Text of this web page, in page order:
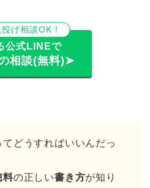
げ相談OK！
公式LINEで
相談(無料)➤
てどうすればいいんだっ
料の正しい書き方が知り